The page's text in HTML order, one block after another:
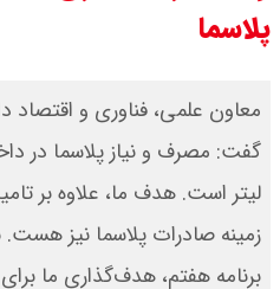
جزئیات
اعلام شد
قیمت بیت
پلاسما
معاون علمی، فناوری و اقتصاد
لیتر است. هدف ما، علاوه بر
زمینه صادرات پلاسما نیز هست.